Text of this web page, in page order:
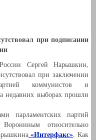
при подписании
Сергей Нарышкин,
при заключении
коммунистов и
недавних выборах прошли
парламентских партий
относительно
«Интерфакс». Как